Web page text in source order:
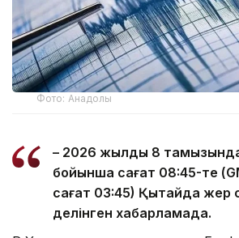
Фото: Анадолы
– 2026 жылдың 8
бойынша сағат 08:45-те
сағат 03:45) Қытайда жер
делінген хабарламада.